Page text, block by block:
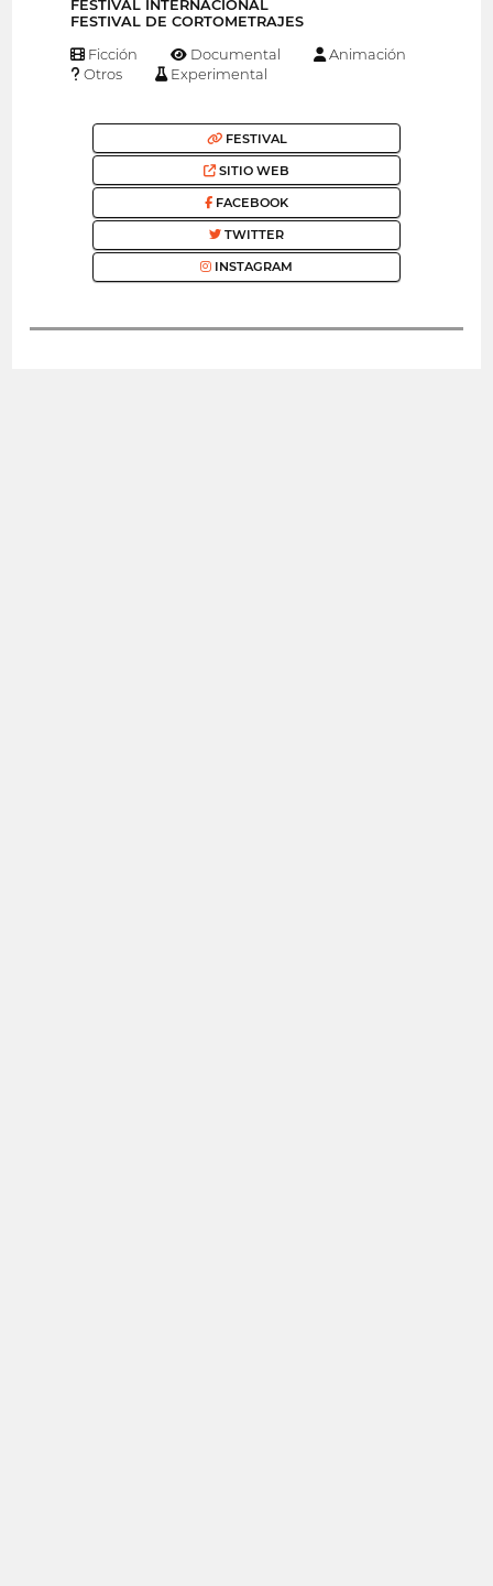
FESTIVAL INTERNACIONAL
FESTIVAL DE CORTOMETRAJES
Ficción Documental
Animación
Otros
Experimental
FESTIVAL
SITIO WEB
FACEBOOK
TWITTER
INSTAGRAM